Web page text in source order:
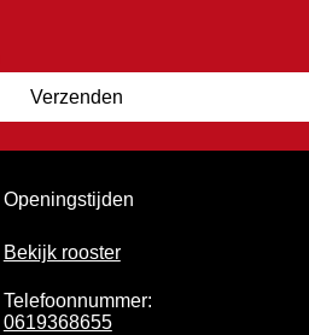
Verzenden
Openingstijden
Bekijk rooster
Telefoonnummer:
0619368655